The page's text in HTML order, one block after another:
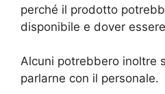
perché il prodotto
disponibile e dover
Alcuni potrebbero inoltre
parlarne con il personale.